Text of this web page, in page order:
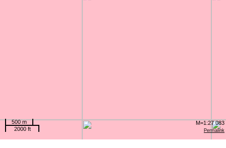
Permalink
500 m
2000 ft
M=1:27 083